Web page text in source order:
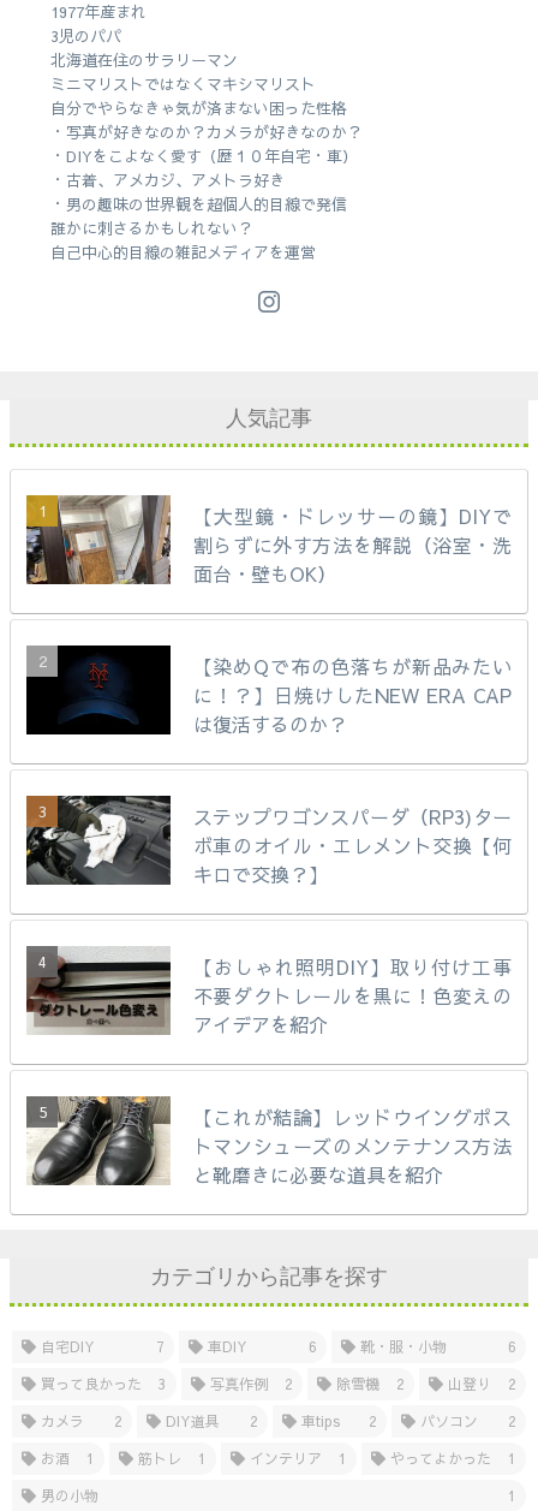
1977年産まれ
3児のパパ
北海道在住のサラリーマン
ミニマリストではなくマキシマリスト
自分でやらなきゃ気が済まない困った性格
・写真が好きなのか？カメラが好きなのか？
・DIYをこよなく愛す（歴１０年自宅・車）
・古着、アメカジ、アメトラ好き
・男の趣味の世界観を超個人的目線で発信
誰かに刺さるかもしれない？
自己中心的目線の雑記メディアを運営
人気記事
【大型鏡・ドレッサーの鏡】DIYで
割らずに外す方法を解説（浴室・洗
面台・壁もOK）
【染めQで布の色落ちが新品みたい
に！？】日焼けしたNEW ERA CAP
は復活するのか？
ステップワゴンスパーダ（RP3)ター
ボ車のオイル・エレメント交換【何
キロで交換？】
【おしゃれ照明DIY】取り付け工事
不要ダクトレールを黒に！色変えの
アイデアを紹介
【これが結論】レッドウイングポス
トマンシューズのメンテナンス方法
と靴磨きに必要な道具を紹介
カテゴリから記事を探す
自宅DIY 7 車DIY 6 靴・服・小物
6
買って良かった
3 写真作例 2 除雪機 2 山登り
2
カメラ
2 DIY道具 2 車tips 2 パソコン
2
お酒
1 筋トレ 1 インテリア 1 やってよかった
1
男の小物
1